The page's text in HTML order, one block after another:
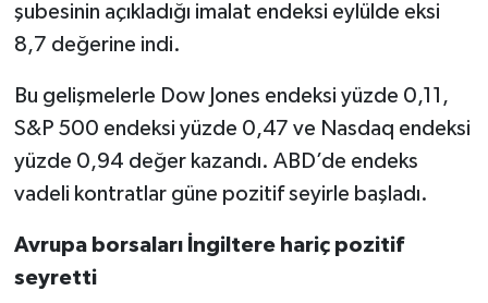
şubesinin açıkladığı imalat endeksi eylülde eksi
8,7 değerine indi.
Bu gelişmelerle Dow Jones endeksi yüzde 0,11,
S&P 500 endeksi yüzde 0,47 ve Nasdaq endeksi
yüzde 0,94 değer kazandı. ABD’de endeks
vadeli kontratlar güne pozitif seyirle başladı.
Avrupa borsaları İngiltere hariç pozitif
seyretti